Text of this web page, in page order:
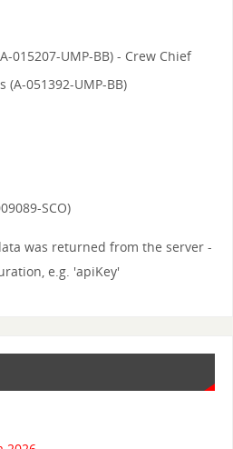
015207-UMP-BB) - Crew Chief
(A-051392-UMP-BB)
SCO)
was returned from the server -
e.g. 'apiKey'